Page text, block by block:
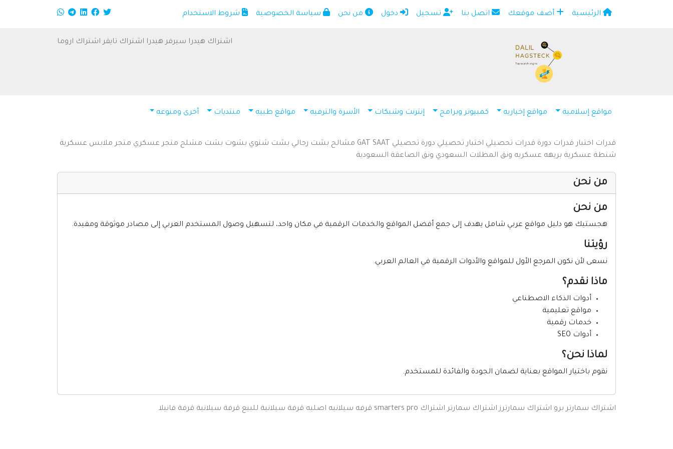
الرئيسية
من نحن
شروط الاستخدام
مواقع إسلامية
مواقع إخباريه
إنترنت وشبكات
الرئيسية أضف موقعك اتصل بنا تسجيل دخول من نحن سياسة الخصوصية شروط الاستخدام
اشتراك هيدرا سيرفر هيدرا اشتراك تايقر اشتراك اروما
مواقع إسلامية مواقع إخباريه كمبيوتر وبرامج إنترنت وشبكات الأسرة والترفيه مواقع طبيه منتديات أخرى ومنوعه
قدرات اختبار قدرات دورة قدرات تحصيلي اختبار تحصيلي دورة تحصيلي SAAT
GAT مشالح بشت رجالي بشت شتوي بشوت بشت مشلح متجر عسكري متجر ملابس عسكرية
شنطة عسكرية بريهه عسكريه ونق المظلات السعودي ونق الصاعقة السعودية
من نحن
من نحن
هجستيك هو دليل مواقع عربي شامل يهدف إلى جمع أفضل المواقع والخدمات الرقمية في مكان واحد، لتسهيل وصول المستخدم العربي إلى مصادر موثوقة ومفيدة.
رؤيتنا
نسعى لأن نكون المرجع الأول للمواقع والأدوات الرقمية في العالم العربي.
ماذا نقدم؟
أدوات الذكاء الاصطناعي
مواقع تعليمية
خدمات رقمية
أدوات SEO
لماذا نحن؟
نقوم باختيار المواقع بعناية لضمان الجودة والفائدة للمستخدم.
اشتراك سمارتر برو اشتراك سمارترز اشتراك سمارتر اشتراك smarters pro قرفه سيلانيه اصليه قرفة سيلانية للبيع قرفة سيلانية قرفة فانيلا